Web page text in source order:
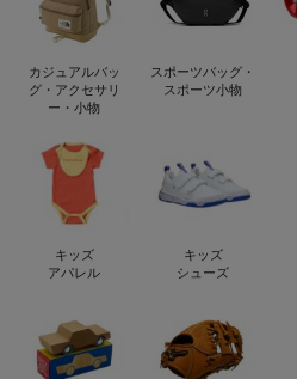
カジュアルバッ
グ・アクセサリ
ー・小物
スポーツバッグ・
スポーツ小物
キッズ
アパレル
キッズ
シューズ